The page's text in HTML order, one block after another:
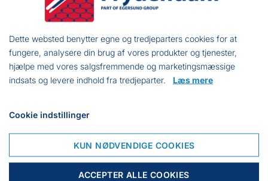
LOG IND
GLEMT LOGIN ?
Har du ikke
en bruger?
Dette websted benytter egne og tredjeparters cookies for at
fungere, analysere din brug af vores produkter og tjenester,
hjælpe med vores salgsfremmende og marketingsmæssige
indsats og levere indhold fra tredjeparter. Læs mere
Cookie indstillinger
KUN NØDVENDIGE COOKIES
ACCEPTER ALLE COOKIES